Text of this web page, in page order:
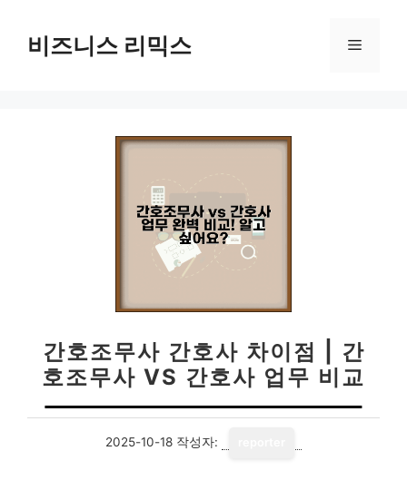
비즈니스 리믹스 메
간호조무사 간호사 차이점 | 간
호조무사 VS 간호사 업무 비교
2025-10-18 작성자: